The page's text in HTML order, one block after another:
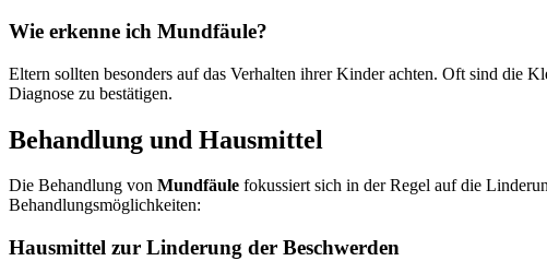
Wie erkenne ich Mundfäule?
Eltern sollten besonders auf das Verhalten ihrer Kinder achten. Oft sind die
Diagnose zu bestätigen.
Behandlung und Hausmittel
Die Behandlung von Mundfäule fokussiert sich in der Regel auf die
Behandlungsmöglichkeiten:
Hausmittel zur Linderung der Beschwerden